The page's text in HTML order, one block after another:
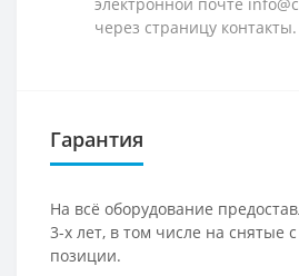
через страницу контакты.
Гарантия
На всё оборудование
3-х лет, в том числе на снятые
позиции.